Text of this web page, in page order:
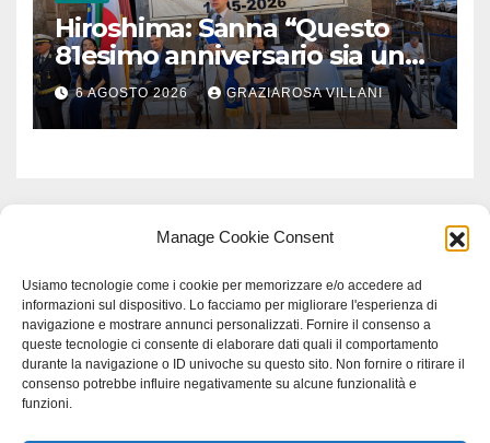
Manage Cookie Consent
Usiamo tecnologie come i cookie per memorizzare e/o accedere ad
informazioni sul dispositivo. Lo facciamo per migliorare l'esperienza di
navigazione e mostrare annunci personalizzati. Fornire il consenso a
queste tecnologie ci consente di elaborare dati quali il comportamento
durante la navigazione o ID univoche su questo sito. Non fornire o ritirare il
consenso potrebbe influire negativamente su alcune funzionalità e
funzioni.
Hiroshima: Sanna “Questo
81esimo anniversario sia un
monito per tutti”
6 AGOSTO 2026 GRAZIAROSA VILLANI